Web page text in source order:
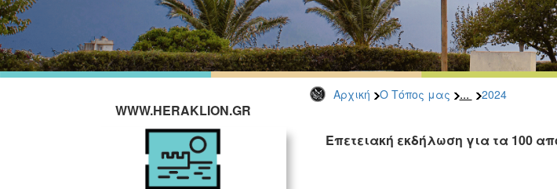
Αρχική Ο Τόπος μας ... 2024
WWW.HERAKLION.GR
Επετειακή εκδήλωση για τα 100